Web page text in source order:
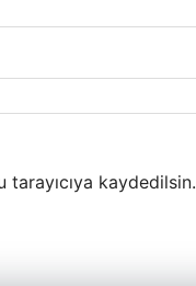
tarayıcıya kaydedilsin.